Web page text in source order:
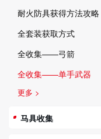
耐火防具获得方法攻略
全套装获取方式
全收集——弓箭
全收集——单手武器
更多 >
马具收集